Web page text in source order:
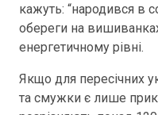
кажуть: “народився в
обереги на
енергетичному рівні.
Якщо для пересічних
та смужки є лише